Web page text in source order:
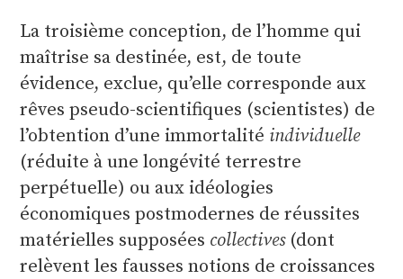
La troisième conception, de l’homme qui
maîtrise sa destinée, est, de toute
évidence, exclue, qu’elle corresponde aux
rêves pseudo-scientifiques (scientistes) de
l’obtention d’une immortalité individuelle
(réduite à une longévité terrestre
perpétuelle) ou aux idéologies
économiques postmodernes de réussites
matérielles supposées collectives(dont
relèvent les fausses notions de croissances